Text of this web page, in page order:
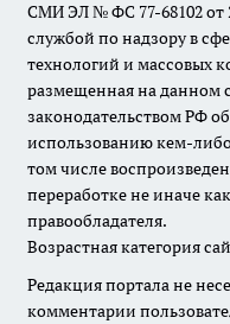
СМИ ЭЛ № ФС 77-68102 от
службой по надзору в
технологий и массовых
размещенная на данном
законодательством РФ
использованию кем-
том числе
переработке не иначе
правообладателя.
Возрастная категория
Редакция портала не
комментарии